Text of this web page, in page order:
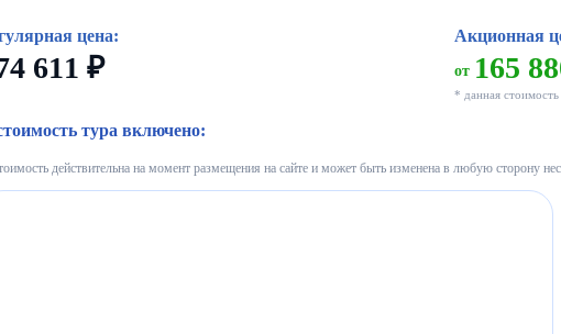
цена:
611 ₽
Акционная
от 165
* данная
тура включено:
действительна на момент размещения на сайте и может быть изменена в любую сторону